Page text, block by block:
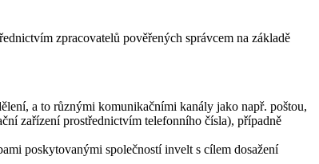
zpracovatelů pověřených správcem na základě
a to různými komunikačními kanály jako např. poštou,
zařízení prostřednictvím telefonního čísla), případně
poskytovanými společností invelt s cílem dosažení